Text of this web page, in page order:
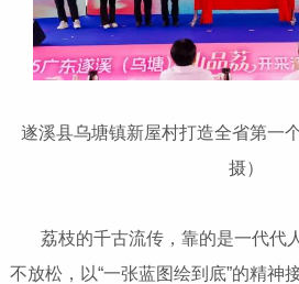
遂溪县乌塘镇新屋村打造全省第一
摄）
荔枝的千古流传，靠的是一代代
不放松，以“一张蓝图绘到底”的精神